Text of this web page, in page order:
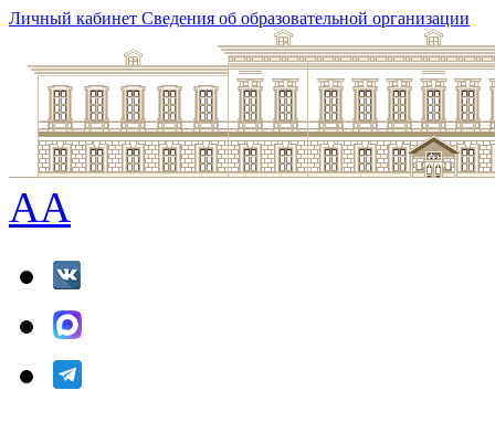
Личный кабинет Сведения об образовательной организации
AA